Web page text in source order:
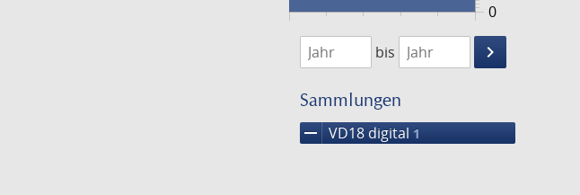
0
1732
1733
bis
keyboard_arrow_right
Suche
Sammlungen
remove VD18 digital 1